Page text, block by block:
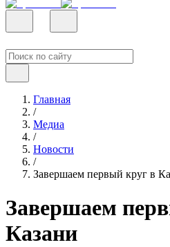
Главная
/
Медиа
/
Новости
/
Завершаем первый круг в
Завершаем
Казани